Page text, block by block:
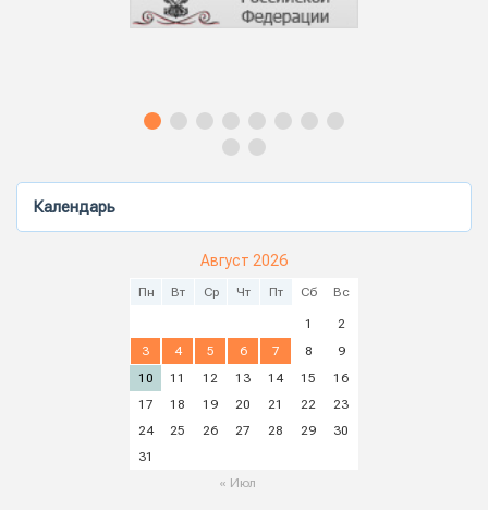
Календарь
Август 2026
Пн Вт Ср Чт Пт Сб Вс
1
2
3
4 5 6 7 8
9
10
11 12 13 14 15
16
17
18 19 20 21 22
23
24
25 26 27 28 29
30
31
« Июл